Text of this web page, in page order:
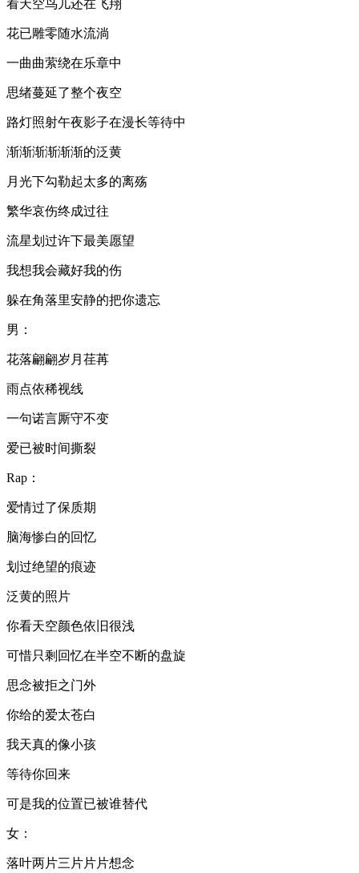
看天空鸟儿还在飞翔
花已雕零随水流淌
一曲曲萦绕在乐章中
思绪蔓延了整个夜空
路灯照射午夜影子在漫长等待中
渐渐渐渐渐渐的泛黄
月光下勾勒起太多的离殇
繁华哀伤终成过往
流星划过许下最美愿望
我想我会藏好我的伤
躲在角落里安静的把你遗忘
男：
花落翩翩岁月荏苒
雨点依稀视线
一句诺言厮守不变
爱已被时间撕裂
Rap：
爱情过了保质期
脑海惨白的回忆
划过绝望的痕迹
泛黄的照片
你看天空颜色依旧很浅
可惜只剩回忆在半空不断的盘旋
思念被拒之门外
你给的爱太苍白
我天真的像小孩
等待你回来
可是我的位置已被谁替代
女：
落叶两片三片片片想念